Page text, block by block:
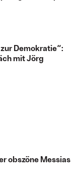
Demokratie“:
mit Jörg
obszöne Messias